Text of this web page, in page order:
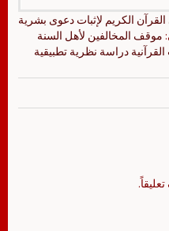
الكريم لإثبات دعوى بشرية
موقف المخالفين لأهل السنة
دراسة نظرية تطبيقية